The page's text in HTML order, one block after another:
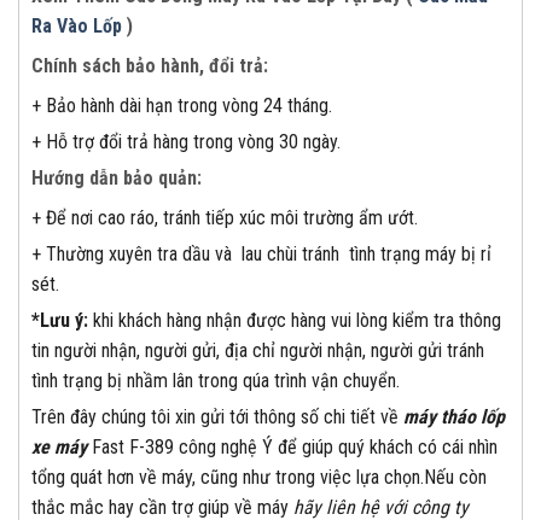
Ra Vào Lốp )
Chính sách bảo hành, đổi trả:
+ Bảo hành dài hạn trong vòng 24 tháng.
+ Hỗ trợ đổi trả hàng trong vòng 30 ngày.
Hướng dẫn bảo quản:
+ Để nơi cao ráo, tránh tiếp xúc môi trường ẩm ướt.
+ Thường xuyên tra dầu và lau chùi tránh tình trạng máy bị rỉ
sét.
*Lưu ý: khi khách hàng nhận được hàng vui lòng kiểm tra thông
tin người nhận, người gửi, địa chỉ người nhận, người gửi tránh
tình trạng bị nhầm lân trong qúa trình vận chuyển.
Trên đây chúng tôi xin gửi tới thông số chi tiết về máy tháo lốp
xe máyFast F-389 công nghệ Ý để giúp quý khách có cái nhìn
tổng quát hơn về máy, cũng như trong việc lựa chọn.Nếu còn
thắc mắc hay cần trợ giúp về máy hãy liên hệ với công ty